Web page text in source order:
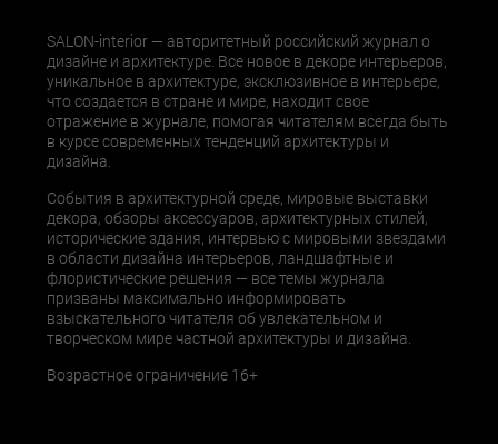
SALON-interior — авторитетный российский журнал о
дизайне и архитектуре. Все новое в декоре интерьеров,
уникальное в архитектуре, эксклюзивное в интерьере,
что создается в стране и мире, находит свое
отражение в журнале, помогая читателям всегда быть
в курсе современных тенденций архитектуры и
дизайна.
События в архитектурной среде, мировые выставки
декора, обзоры аксессуаров, архитектурных стилей,
исторические здания, интервью с мировыми звездами
в области дизайна интерьеров, ландшафтные и
флористические решения — все темы журнала
призваны максимально информировать
взыскательного читателя об увлекательном и
творческом мире частной архитектуры и дизайна.
Возрастное ограничение 16+